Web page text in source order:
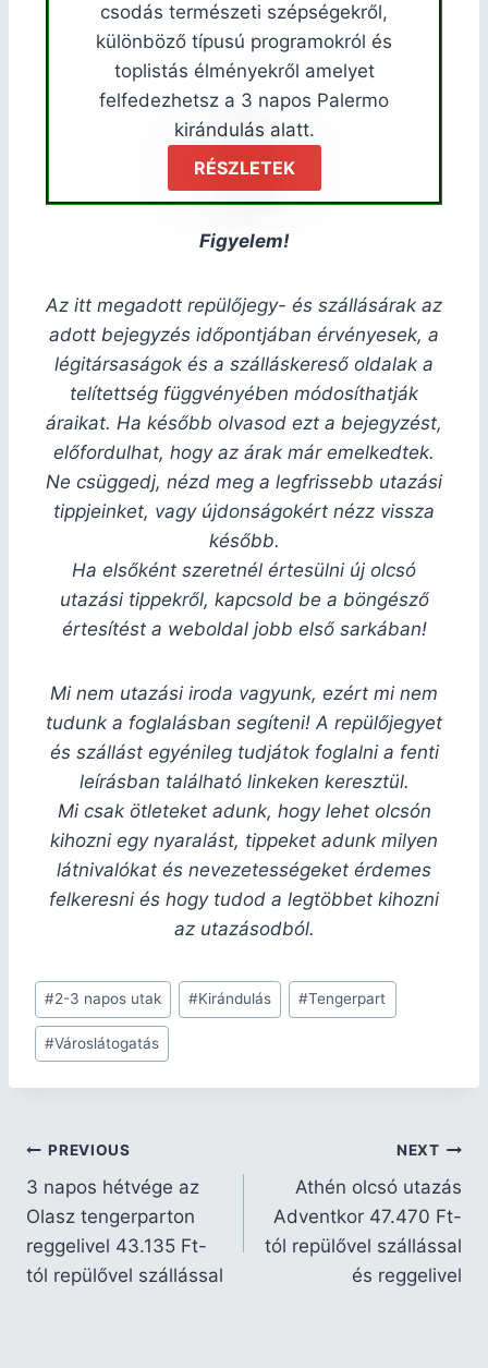
csodás természeti szépségekről,
különböző típusú programokról és
toplistás élményekről amelyet
felfedezhetsz a 3 napos Palermo
kirándulás alatt.
RÉSZLETEK
Figyelem!
Az itt megadott repülőjegy- és szállásárak az
adott bejegyzés időpontjában érvényesek, a
légitársaságok és a szálláskereső oldalak a
telítettség függvényében módosíthatják
áraikat. Ha később olvasod ezt a bejegyzést,
előfordulhat, hogy az árak már emelkedtek.
Ne csüggedj, nézd meg a legfrissebb utazási
tippjeinket, vagy újdonságokért nézz vissza
később.
Ha elsőként szeretnél értesülni új olcsó
utazási tippekről, kapcsold be a böngésző
értesítést a weboldal jobb első sarkában!
Mi nem utazási iroda vagyunk, ezért mi nem
tudunk a foglalásban segíteni! A repülőjegyet
és szállást egyénileg tudjátok foglalni a fenti
leírásban található linkeken keresztül.
Mi csak ötleteket adunk, hogy lehet olcsón
kihozni egy nyaralást, tippeket adunk milyen
látnivalókat és nevezetességeket érdemes
felkeresni és hogy tudod a legtöbbet kihozni
az utazásodból.
#2-3 napos utak #Kirándulás #Tengerpart
#Városlátogatás
PREVIOUS
3 napos hétvége az
Olasz tengerparton
reggelivel 43.135 Ft-
tól repülővel szállással
NEXT
Athén olcsó utazás
Adventkor 47.470 Ft-
tól repülővel szállással
és reggelivel